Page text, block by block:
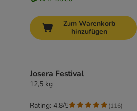
Zum Warenkorb
hinzufügen
Josera Festival
12,5 kg
Rating: 4.8/5 (116)